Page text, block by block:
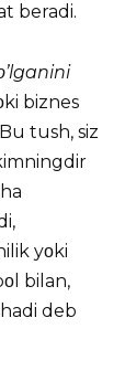
beradi.
biznes
tush, siz
yοki
bilan,
deb